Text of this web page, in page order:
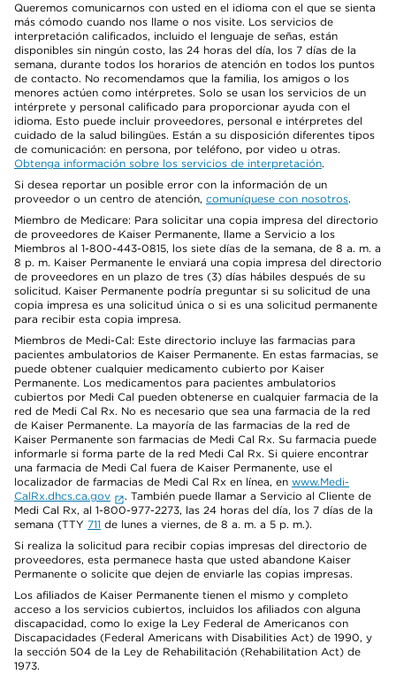
Queremos comunicarnos con usted en el idioma con el que se sienta
más cómodo cuando nos llame o nos visite. Los servicios de
interpretación calificados, incluido el lenguaje de señas, están
disponibles sin ningún costo, las 24 horas del día, los 7 días de la
semana, durante todos los horarios de atención en todos los puntos
de contacto. No recomendamos que la familia, los amigos o los
menores actúen como intérpretes. Solo se usan los servicios de un
intérprete y personal calificado para proporcionar ayuda con el
idioma. Esto puede incluir proveedores, personal e intérpretes del
cuidado de la salud bilingües. Están a su disposición diferentes tipos
de comunicación: en persona, por teléfono, por video u otras.
Obtenga información sobre los servicios de interpretación.
Si desea reportar un posible error con la información de un
proveedor o un centro de atención, comuníquese con nosotros.
Miembro de Medicare: Para solicitar una copia impresa del directorio
de proveedores de Kaiser Permanente, llame a Servicio a los
Miembros al 1-800-443-0815, los siete días de la semana, de 8 a. m. a
8 p. m. Kaiser Permanente le enviará una copia impresa del directorio
de proveedores en un plazo de tres (3) días hábiles después de su
solicitud. Kaiser Permanente podría preguntar si su solicitud de una
copia impresa es una solicitud única o si es una solicitud permanente
para recibir esta copia impresa.
Miembros de Medi-Cal: Este directorio incluye las farmacias para
pacientes ambulatorios de Kaiser Permanente. En estas farmacias, se
puede obtener cualquier medicamento cubierto por Kaiser
Permanente. Los medicamentos para pacientes ambulatorios
cubiertos por Medi Cal pueden obtenerse en cualquier farmacia de la
red de Medi Cal Rx. No es necesario que sea una farmacia de la red
de Kaiser Permanente. La mayoría de las farmacias de la red de
Kaiser Permanente son farmacias de Medi Cal Rx. Su farmacia puede
informarle si forma parte de la red Medi Cal Rx. Si quiere encontrar
una farmacia de Medi Cal fuera de Kaiser Permanente, use el
localizador de farmacias de Medi Cal Rx en línea, en www.Medi-
CalRx.dhcs.ca.gov
. También puede llamar a Servicio al Cliente de
Medi Cal Rx, al 1-800-977-2273, las 24 horas del día, los 7 días de la
semana (TTY 711 de lunes a viernes, de 8 a. m. a 5 p. m.).
Si realiza la solicitud para recibir copias impresas del directorio de
proveedores, esta permanece hasta que usted abandone Kaiser
Permanente o solicite que dejen de enviarle las copias impresas.
Los afiliados de Kaiser Permanente tienen el mismo y completo
acceso a los servicios cubiertos, incluidos los afiliados con alguna
discapacidad, como lo exige la Ley Federal de Americanos con
Discapacidades (Federal Americans with Disabilities Act) de 1990, y
la sección 504 de la Ley de Rehabilitación (Rehabilitation Act) de
1973.